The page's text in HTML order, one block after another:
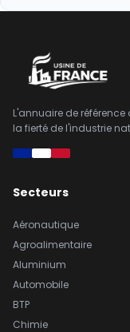
L'annuaire de
la fierté de l'industrie
Secteurs
Aéronautique
Agroalimentaire
Aluminium
Automobile
BTP
Chimie